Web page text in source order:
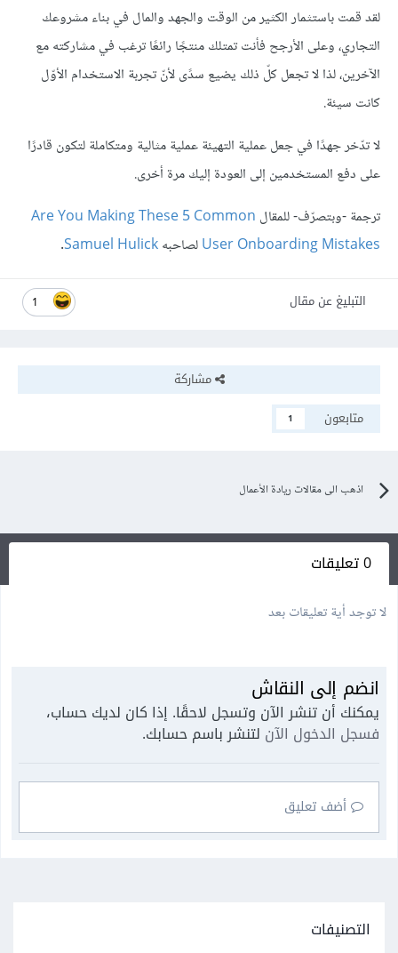
لقد قمت باستثمار الكثير من الوقت والجهد والمال في بناء مشروعك
التجاري، وعلى الأرجح فأنت تمتلك منتجًا رائعًا ترغب في مشاركته مع
الآخرين، لذا لا تجعل كلّ ذلك يضيع سدًى لأنّ تجربة الاستخدام الأوّل
كانت سيئة.
لا تدّخر جهدًا في جعل عملية التهيئة عملية مثالية ومتكاملة لتكون قادرًا
على دفع المستخدمين إلى العودة إليك مرة أخرى.
ترجمة -وبتصرّف- للمقال Are You Making These 5 Common
User Onboarding MistakesلصاحبهSamuel Hulick
.
1 التبليغ عن مقال
مشاركة
متابعون
1
اذهب الى مقالات ريادة الأعمال
0 تعليقات
لا توجد أية تعليقات بعد
انضم إلى النقاش
يمكنك أن تنشر الآن وتسجل لاحقًا. إذا كان لديك حساب،
فسجل الدخول الآن لتنشر باسم حسابك.
أضف تعليق
التصنيفات